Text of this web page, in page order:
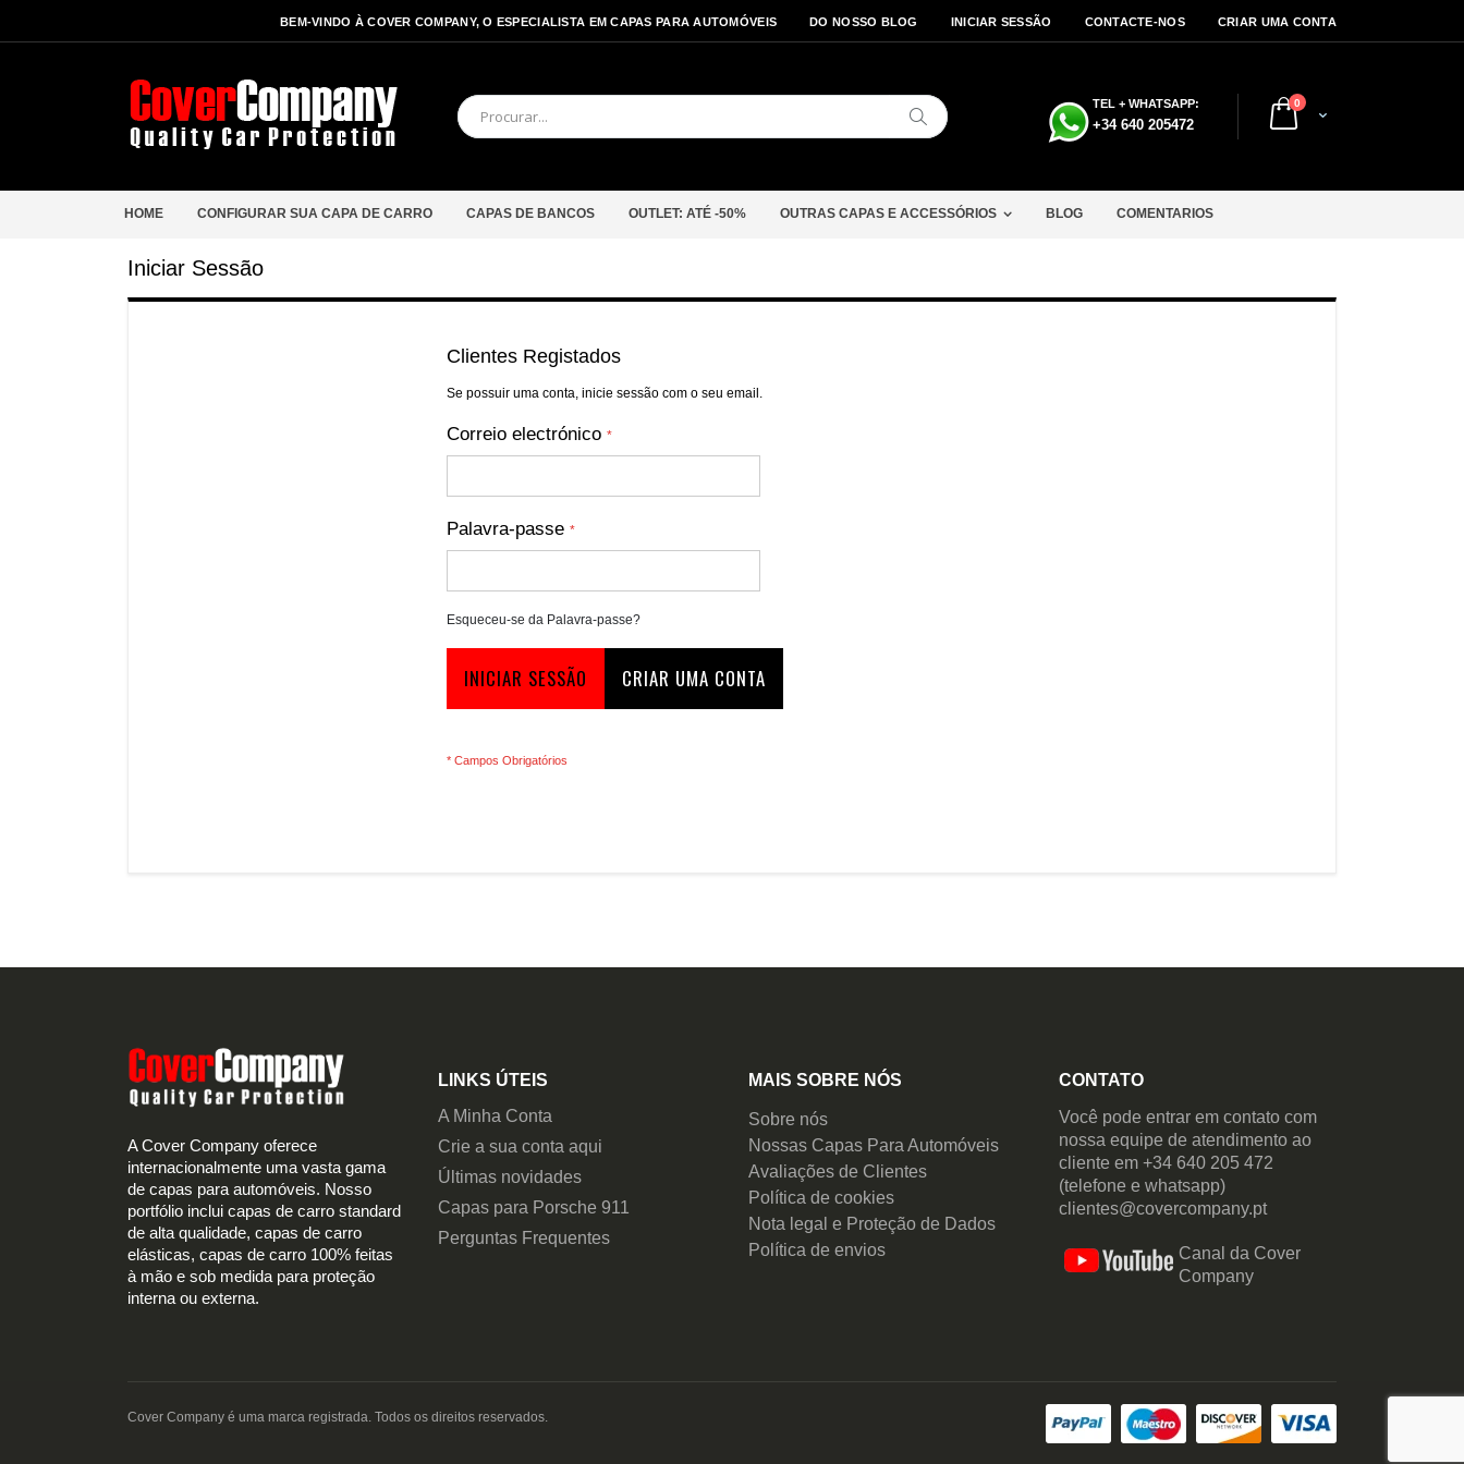
BEM-VINDO À COVER COMPANY, O ESPECIALISTA EM CAPAS PARA AUTOMÓVEIS DO NOSSO BLOG INICIAR SESSÃO CONTACTE-NOS CRIAR UMA CONTA
Cart
0artigos
Pesquisa
TEL + WHATSAPP:
+34 640 205472
HOME CONFIGURAR SUA CAPA DE CARRO CAPAS DE BANCOS OUTLET: ATÉ -50% OUTRAS CAPAS E ACCESSÓRIOS BLOG COMENTARIOS
Iniciar Sessão
Clientes Registados
Se possuir uma conta, inicie sessão com o seu email.
Correio electrónico
Palavra-passe
Esqueceu-se da Palavra-passe?
INICIAR SESSÃO CRIAR UMA CONTA
A Cover Company oferece
internacionalmente uma vasta gama
de capas para automóveis. Nosso
portfólio inclui capas de carro standard
de alta qualidade, capas de carro
elásticas, capas de carro 100% feitas
à mão e sob medida para proteção
interna ou externa.
LINKS ÚTEIS
A Minha Conta
Crie a sua conta aqui
Últimas novidades
Capas para Porsche 911
Perguntas Frequentes
MAIS SOBRE NÓS
Sobre nós
Nossas Capas Para Automóveis
Avaliações de Clientes
Política de cookies
Nota legal e Proteção de Dados
Política de envios
CONTATO
Você pode entrar em contato com
nossa equipe de atendimento ao
cliente em +34 640 205 472
(telefone e whatsapp)
clientes@covercompany.pt
Canal da Cover
Company
Cover Company é uma marca registrada. Todos os direitos reservados.